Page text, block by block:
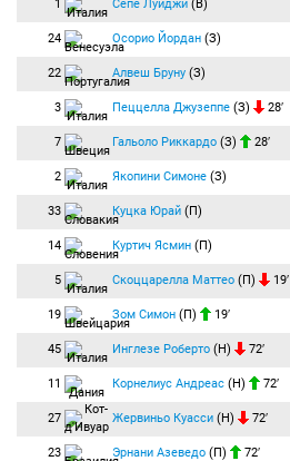
1 Сепе Луиджи (В)
24 Осорио Йордан (З)
22 Алвеш Бруну (З)
3 Пеццелла Джузеппе (З) 28′
7 Гальоло Риккардо (З) 28′
2 Якопини Симоне (З)
33 Куцка Юрай (П)
14 Куртич Ясмин (П)
5 Скоццарелла Маттео (П) 19′
19 Зом Симон (П) 19′
45 Инглезе Роберто (Н) 72′
11 Корнелиус Андреас (Н) 72′
27 Жервиньо Куасси (Н) 72′
23 Эрнани Азеведо (П) 72′